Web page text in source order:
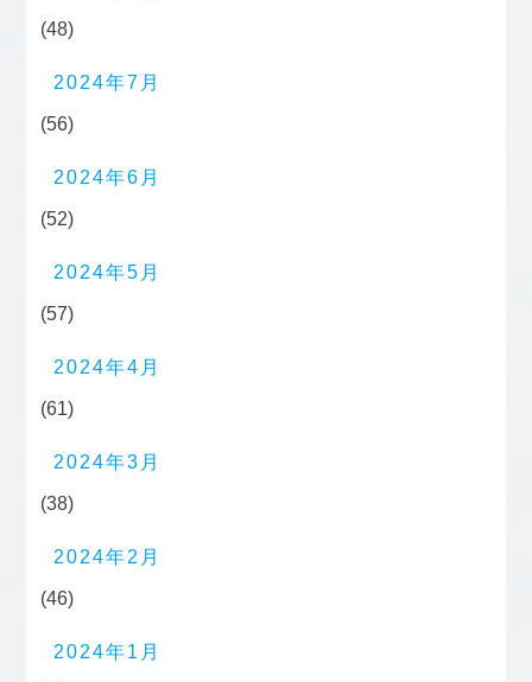
(48)
2024年7月
(56)
2024年6月
(52)
2024年5月
(57)
2024年4月
(61)
2024年3月
(38)
2024年2月
(46)
2024年1月